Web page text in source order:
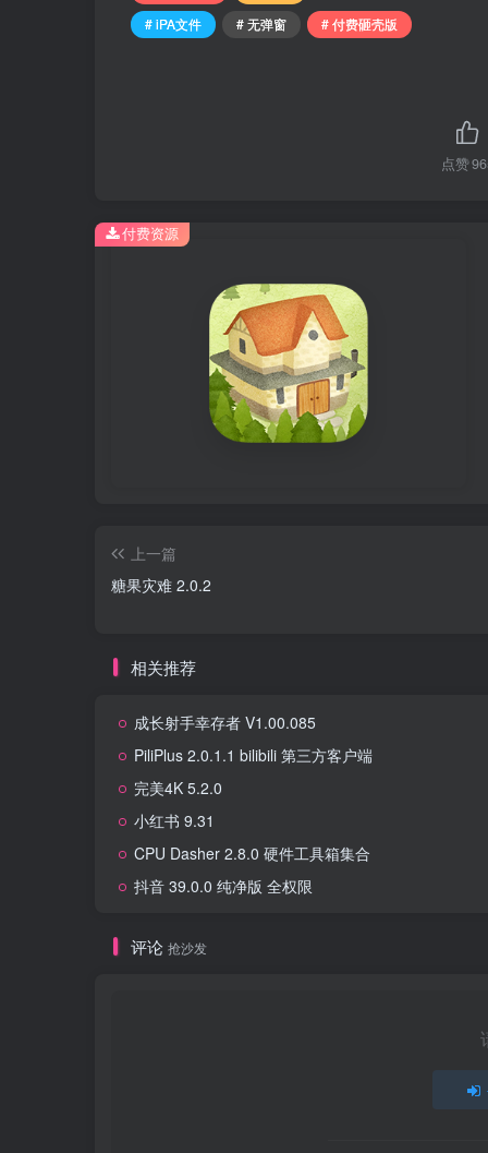
# iPA文件
# 无弹窗 # 付费砸壳版
点赞
付费资源
上一篇
糖果灾难 2.0.2
相关推荐
成长射手幸存者 V1.00.085
PiliPlus 2.0.1.1 bilibili 第三方客户端
完美4K 5.2.0
小红书 9.31
CPU Dasher 2.8.0 硬件工具箱集合
抖音 39.0.0 纯净版 全权限
评论 抢沙发